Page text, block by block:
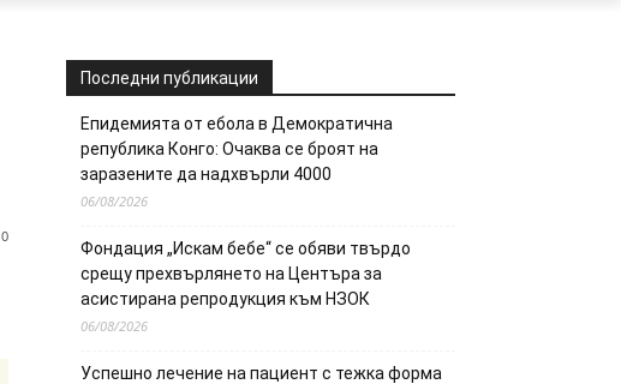
0
Последни публикации
Епидемията от ебола в Демократична
република Конго: Очаква се броят на
заразените да надхвърли 4000
06/08/2026
Фондация „Искам бебе“ се обяви твърдо
срещу прехвърлянето на Центъра за
асистирана репродукция към НЗОК
06/08/2026
Успешно лечение на пациент с тежка форма